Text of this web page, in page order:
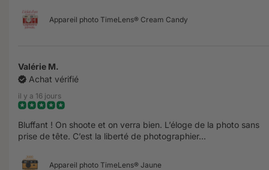
Appareil photo TimeLens® Cream Candy
Valérie M.
Achat vérifié
il y a 16 jours
Bluffant ! On shoote et on verra bien. L’éloge de la photo sans
prise de tête. C’est la liberté de photographier...
Appareil photo TimeLens® Jaune